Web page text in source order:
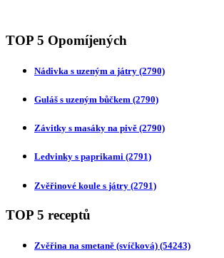
TOP 5 Opomíjených
Nádivka s uzeným a játry (2790)
Guláš s uzeným bůčkem (2790)
Závitky s masáky na pivě (2790)
Ledvinky s paprikami (2791)
Zvěřinové koule s játry (2791)
TOP 5 receptů
Zvěřina na smetaně (svíčková) (54243)